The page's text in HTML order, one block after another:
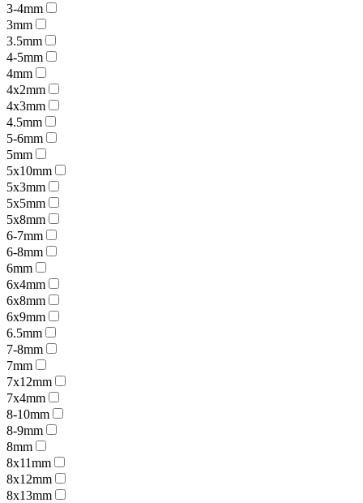
3-4mm
3mm
3.5mm
4-5mm
4mm
4x2mm
4x3mm
4.5mm
5-6mm
5mm
5x10mm
5x3mm
5x5mm
5x8mm
6-7mm
6-8mm
6mm
6x4mm
6x8mm
6x9mm
6.5mm
7-8mm
7mm
7x12mm
7x4mm
8-10mm
8-9mm
8mm
8x11mm
8x12mm
8x13mm